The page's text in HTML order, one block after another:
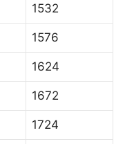
1532
1576
1624
1672
1724